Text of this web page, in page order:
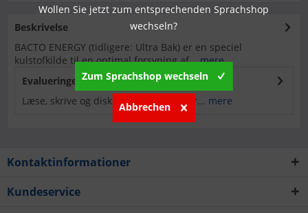
Beskrivelse
BACTO ENERGY (tidligere: Ultra Bak) er en speciel
kulstofkilde til en optimal forsyning af...mere
Evalueringer
0
Læse, skrive og diskutere anmeldelser... mere
Kontaktinformationer
Kundeservice
Wollen Sie jetzt zum entsprechenden Sprachshop
wechseln?
Zum Sprachshop wechseln
Abbrechen